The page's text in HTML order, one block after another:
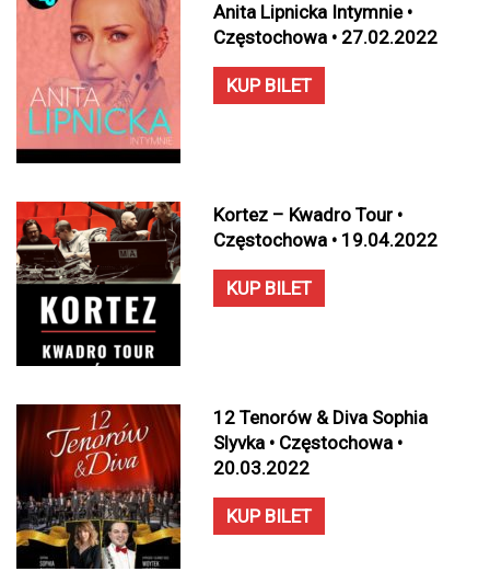
Anita Lipnicka Intymnie •
Częstochowa • 27.02.2022
KUP BILET
Kortez – Kwadro Tour •
Częstochowa • 19.04.2022
KUP BILET
12 Tenorów & Diva Sophia
Slyvka • Częstochowa •
20.03.2022
KUP BILET